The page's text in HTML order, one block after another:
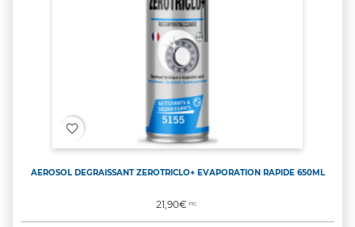
favorite_border
AEROSOL DEGRAISSANT ZEROTRICLO+ EVAPORATION RAPIDE 650ML
Prix
21,90€TTC